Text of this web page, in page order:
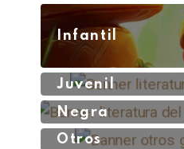
Infantil
Juvenil
Negra
Otros